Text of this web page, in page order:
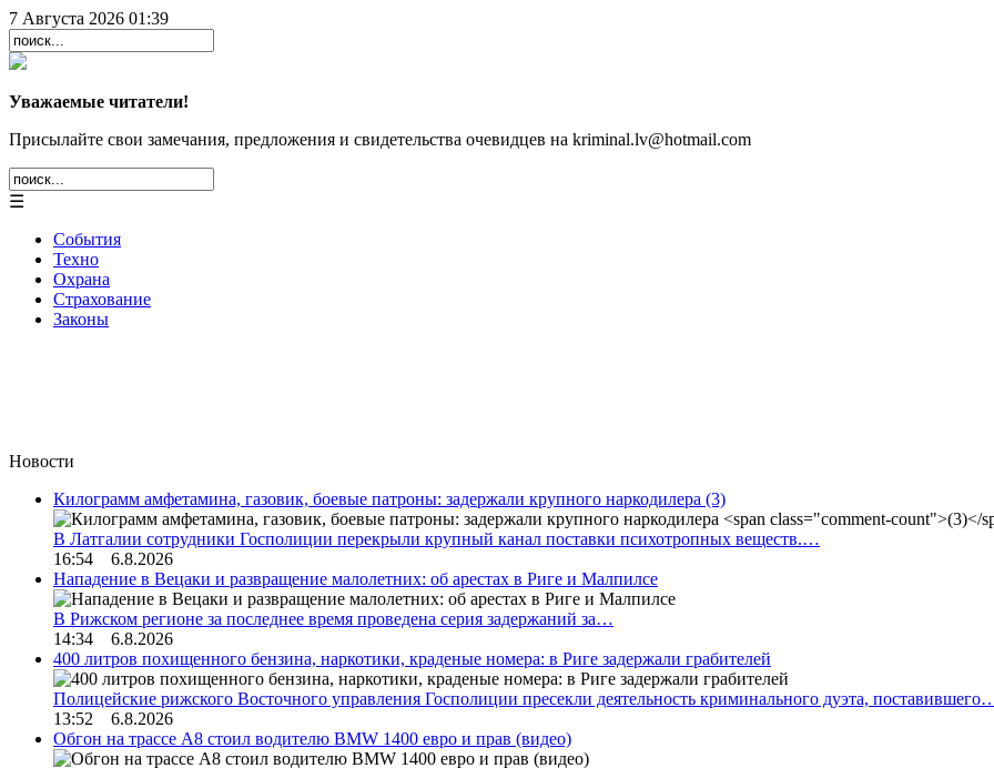
7 Августа 2026 01:39
Уважаемые читатели!
Присылайте свои замечания, предложения и свидетельства очевидцев на kriminal.lv@hotmail.com
☰
События
Техно
Охрана
Страхование
Законы
Новости
Килограмм амфетамина, газовик, боевые патроны: задержали крупного наркодилера (3)
В Латгалии сотрудники Госполиции перекрыли крупный канал поставки психотропных веществ.…
16:54 6.8.2026
Нападение в Вецаки и развращение малолетних: об арестах в Риге и Малпилсе
В Рижском регионе за последнее время проведена серия задержаний за…
14:34 6.8.2026
400 литров похищенного бензина, наркотики, краденые номера: в Риге задержали грабителей
Полицейские рижского Восточного управления Госполиции пресекли деятельность криминального дуэта,
13:52 6.8.2026
Обгон на трассе А8 стоил водителю BMW 1400 евро и прав (видео)